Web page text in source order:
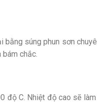
súng phun sơn
chắc.
C. Nhiệt độ cao sẽ